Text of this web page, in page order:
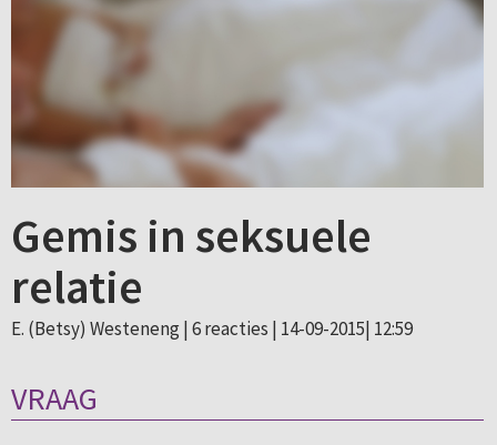
Gemis in seksuele
relatie
E. (Betsy) Westeneng | 6 reacties | 14-09-2015| 12:59
VRAAG